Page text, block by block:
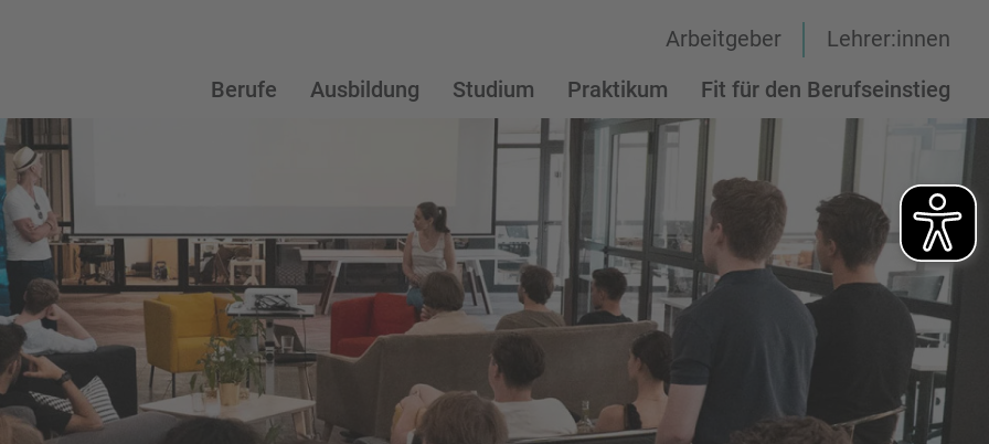
Berufe Ausbildung Studium Praktikum Fit für den Berufseinstieg
Arbeitgeber Lehrer:innen